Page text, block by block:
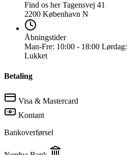
Find os her Tagensvej 41
2200 København N
Åbningstider
Man-Fre: 10:00 - 18:00 Lørdag:
Lukket
Betaling
Visa & Mastercard
Kontant
Bankoverførsel